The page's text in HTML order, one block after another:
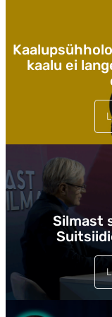
kaalu ei
Silmast
Lehed